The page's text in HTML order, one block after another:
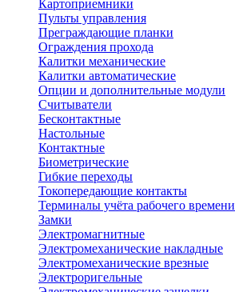
Картоприемники
Пульты управления
Преграждающие планки
Ограждения прохода
Калитки механические
Калитки автоматические
Опции и дополнительные модули
Считыватели
Бесконтактные
Настольные
Контактные
Биометрические
Гибкие переходы
Токопередающие контакты
Терминалы учёта рабочего времени
Замки
Электромагнитные
Электромеханические накладные
Электромеханические врезные
Электроригельные